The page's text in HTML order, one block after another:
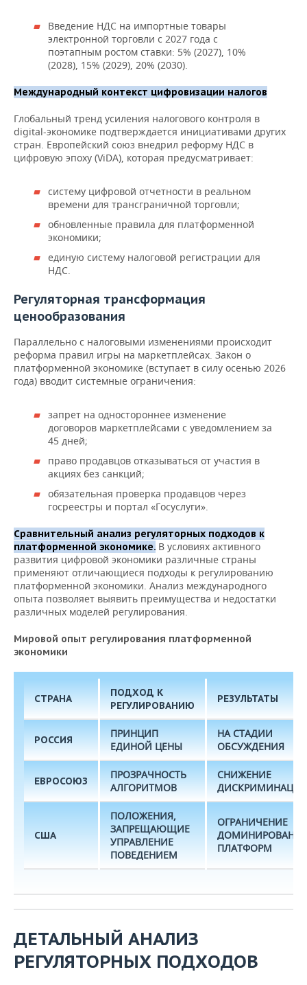
Введение НДС на импортные товары
электронной торговли с 2027 года с
поэтапным ростом ставки: 5% (2027), 10%
(2028), 15% (2029), 20% (2030).
Международный контекст цифровизации налогов
Глобальный тренд усиления налогового контроля в
digital-экономике подтверждается инициативами других
стран. Европейский союз внедрил реформу НДС в
цифровую эпоху (ViDA), которая предусматривает:
систему цифровой отчетности в реальном
времени для трансграничной торговли;
обновленные правила для платформенной
экономики;
единую систему налоговой регистрации для
НДС.
Регуляторная трансформация
ценообразования
Параллельно с налоговыми изменениями происходит
реформа правил игры на маркетплейсах. Закон о
платформенной экономике (вступает в силу осенью 2026
года) вводит системные ограничения:
запрет на одностороннее изменение
договоров маркетплейсами с уведомлением за
45 дней;
право продавцов отказываться от участия в
акциях без санкций;
обязательная проверка продавцов через
госреестры и портал «Госуслуги».
Сравнительный анализ регуляторных подходов к
платформенной экономике. В условиях активного
развития цифровой экономики различные страны
применяют отличающиеся подходы к регулированию
платформенной экономики. Анализ международного
опыта позволяет выявить преимущества и недостатки
различных моделей регулирования.
Мировой опыт регулирования платформенной
экономики
СТРАНА
ПОДХОД К
РЕГУЛИРОВАНИЮ
РЕЗУЛЬТАТЫ
РОССИЯ
ПРИНЦИП
ЕДИНОЙ ЦЕНЫ
НА СТАДИИ
ОБСУЖДЕНИЯ
ЕВРОСОЮЗ
ПРОЗРАЧНОСТЬ
АЛГОРИТМОВ
СНИЖЕНИЕ
США
ПОЛОЖЕНИЯ,
ЗАПРЕЩАЮЩИЕ
УПРАВЛЕНИЕ
ПОВЕДЕНИЕМ
ОГРАНИЧЕНИЕ
ПЛАТФОРМ
ДЕТАЛЬНЫЙ АНАЛИЗ
РЕГУЛЯТОРНЫХ ПОДХОДОВ